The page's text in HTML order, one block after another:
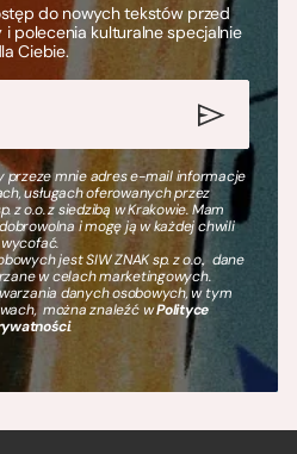
do nowych tekstów przed
i polecenia kulturalne specjalnie
Ciebie.
przeze mnie adres e-mail informacje
usługach oferowanych przez
z o.o. z siedzibą w Krakowie. Mam
i mogę ją w każdej chwili
wycofać.
jest SIW ZNAK sp. z o.o., dane
w celach marketingowych.
danych osobowych, w tym
można znaleźć wPolityce
.